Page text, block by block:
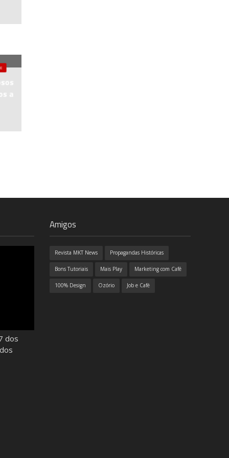
a
dos
Amigos
Revista MKT News Propagandas Históricas
Bons Tutoriais Mais Play Marketing com Café
100% Design Ozório Job e Café